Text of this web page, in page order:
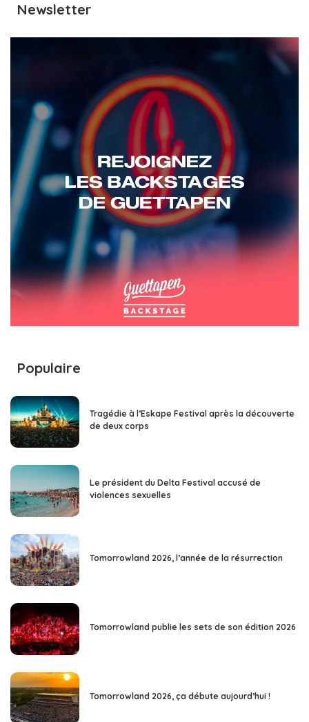
Newsletter
Populaire
Tragédie à l’Eskape Festival après la découverte
de deux corps
Le président du Delta Festival accusé de
violences sexuelles
Tomorrowland 2026, l’année de la résurrection
Tomorrowland publie les sets de son édition 2026
Tomorrowland 2026, ça débute aujourd’hui !